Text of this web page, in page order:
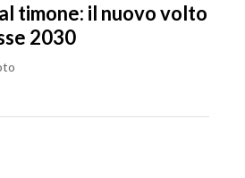
timone: il nuovo volto
2030